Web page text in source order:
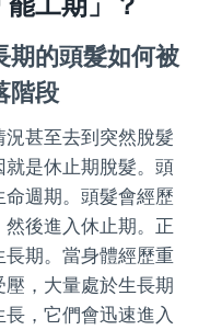
期的頭髮如何被
階段
甚至去到突然脫髮
是休止期脫髮。頭
週期。頭髮會經歷
後進入休止期。正
期。當身體經歷重
，大量處於生長期
，它們會迅速進入